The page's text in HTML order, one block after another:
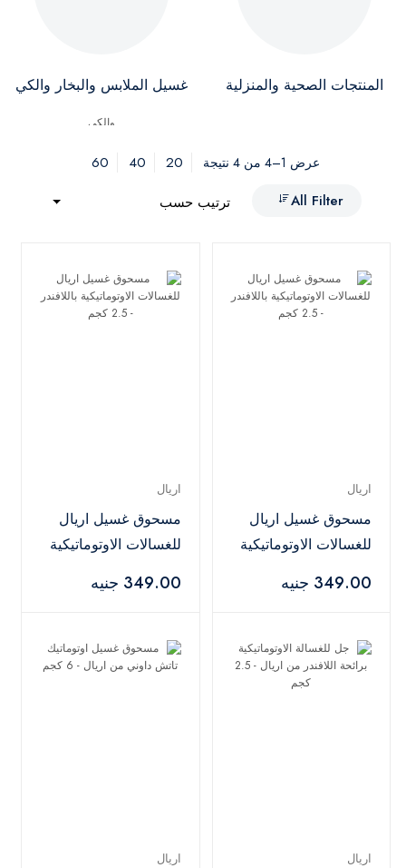
المنتجات الصحية والمنزلية غسيل الملابس والبخار والكي
عرض 1–4 من 4 نتيجة 20
40
60
All Filter
ترتيب حسب
اريال
مسحوق غسيل اريال
للغسالات الاوتوماتيكية
349.00 جنيه
اريال
مسحوق غسيل اريال
للغسالات الاوتوماتيكية
349.00 جنيه
اريال اريال